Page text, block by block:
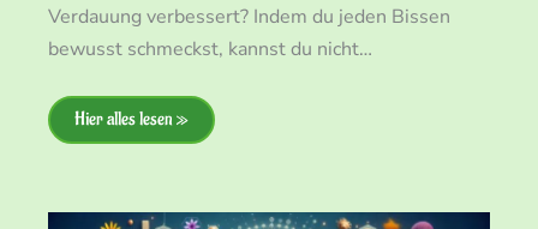
Verdauung verbessert? Indem du jeden Bissen
bewusst schmeckst, kannst du nicht…
Hier alles lesen »